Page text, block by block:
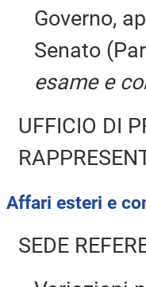
Governo,
Senato
esame e
UFFICIO DI
Affari esteri e
SEDE